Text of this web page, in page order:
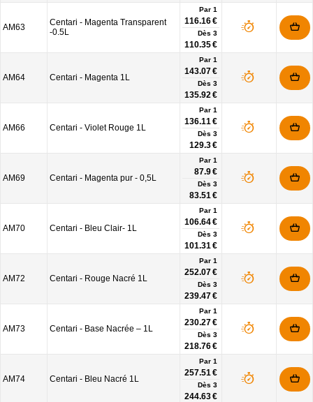
AM63
Centari - Magenta Transparent
-0.5L
Par 1
116.16 €
Dès 3
110.35 €
AM64 Centari - Magenta 1L
Par 1
143.07 €
Dès 3
135.92 €
AM66 Centari - Violet Rouge 1L
Par 1
136.11 €
Dès 3
129.3 €
AM69 Centari - Magenta pur - 0,5L
Par 1
87.9 €
Dès 3
83.51 €
AM70 Centari - Bleu Clair- 1L
Par 1
106.64 €
Dès 3
101.31 €
AM72 Centari - Rouge Nacré 1L
Par 1
252.07 €
Dès 3
239.47 €
AM73 Centari - Base Nacrée – 1L
Par 1
230.27 €
Dès 3
218.76 €
AM74 Centari - Bleu Nacré 1L
Par 1
257.51 €
Dès 3
244.63 €